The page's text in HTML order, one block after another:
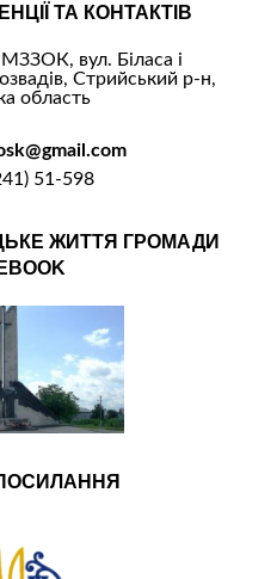
ТА КОНТАКТІВ
вул. Біласа і
Стрийський р-н,
область
51-598
ЖИТТЯ ГРОМАДИ